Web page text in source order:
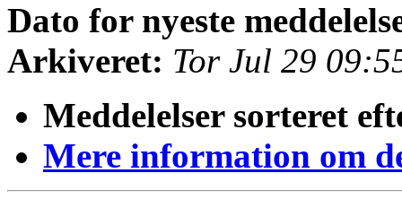
Dato for nyeste
Arkiveret: Tor Jul 29
Meddelelser sorteret
Mere information om